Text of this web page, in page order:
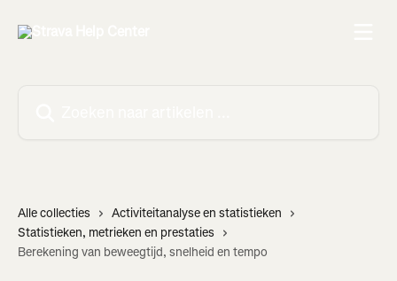
Alle collecties
Activiteitanalyse en statistieken
Statistieken, metrieken en prestaties
Berekening van beweegtijd, snelheid en tempo